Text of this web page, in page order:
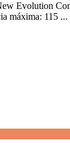
Evolution
máxima: 115 ...